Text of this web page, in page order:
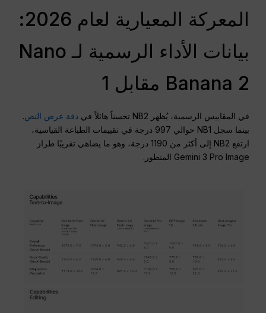
المعركة المعيارية لعام 2026:
بيانات الأداء الرسمية لـ Nano
Banana 2 مقابل 1
في المقاييس الرسمية، يُظهر NB2 تحسناً هائلاً في دقة عرض النص.
بينما سجل NB1 حوالي 997 درجة في تقييمات الطباعة القياسية،
ارتفع NB2 إلى أكثر من 1190 درجة، وهو ما يضاهي تقريبًا طراز
Gemini 3 Pro Image المتطور.